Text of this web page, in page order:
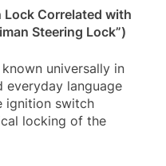
Lock Correlated with
Steering Lock”)
universally in
everyday language
ignition switch
locking of the